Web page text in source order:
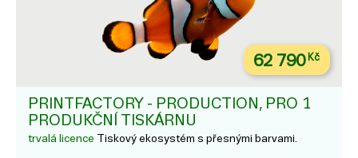
62 790Kč
PRINTFACTORY - PRODUCTION, PRO 1
PRODUKČNÍ TISKÁRNU
trvalá licence Tiskový ekosystém s přesnými barvami.